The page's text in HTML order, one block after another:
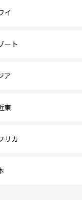
イ
ート
ア
東
リカ